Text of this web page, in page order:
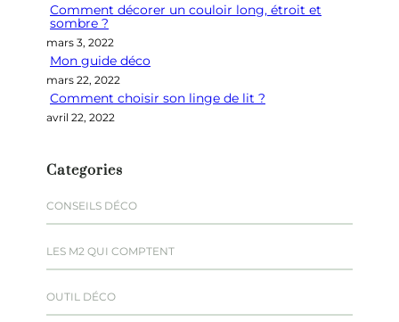
Comment décorer un couloir long, étroit et
sombre ?
mars 3, 2022
Mon guide déco
mars 22, 2022
Comment choisir son linge de lit ?
avril 22, 2022
Categories
CONSEILS DÉCO
LES M2 QUI COMPTENT
OUTIL DÉCO